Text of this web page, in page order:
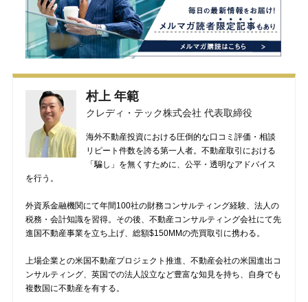
村上 年範
クレディ・テック株式会社 代表取締役
海外不動産投資における圧倒的な口コミ評価・相談
リピート件数を誇る第一人者。不動産取引における
「騙し」を無くすために、公平・透明なアドバイス
を行う。
外資系金融機関にて年間100社の財務コンサルティング経験、法人の
税務・会計知識を習得。その後、不動産コンサルティング会社にて先
進国不動産事業を立ち上げ、総額$150MMの売買取引に携わる。
上場企業との米国不動産プロジェクト推進、不動産会社の米国進出コ
ンサルティング、英国での法人設立など豊富な知見を持ち、自身でも
複数国に不動産を有する。